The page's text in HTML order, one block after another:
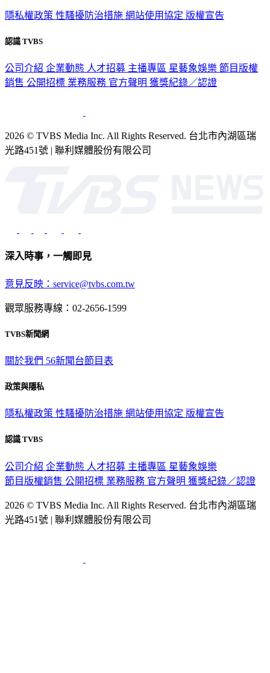
隱私權政策 性騷擾防治措施 網站使用協定 版權宣告
認識 TVBS
公司介紹 企業動態 人才招募 主播專區 星藝象娛樂 節目版權
銷售 公開招標 業務服務 官方聲明 獲獎紀錄／認證
2026 © TVBS Media Inc. All Rights Reserved. 台北市內湖區瑞
光路451號 | 聯利媒體股份有限公司
深入時事，一觸即見
意見反映：service@tvbs.com.tw
觀眾服務專線：02-2656-1599
TVBS新聞網
關於我們 56新聞台節目表
政策與隱私
隱私權政策 性騷擾防治措施 網站使用協定 版權宣告
認識 TVBS
公司介紹 企業動態 人才招募 主播專區 星藝象娛樂
節目版權銷售 公開招標 業務服務 官方聲明 獲獎紀錄／認證
2026 © TVBS Media Inc. All Rights Reserved. 台北市內湖區瑞
光路451號 | 聯利媒體股份有限公司